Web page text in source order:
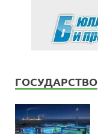
ГОСУДАРСТВО